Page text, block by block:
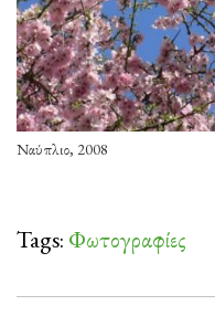
Ναύπλιο, 2008
Tags: Φωτογραφίες